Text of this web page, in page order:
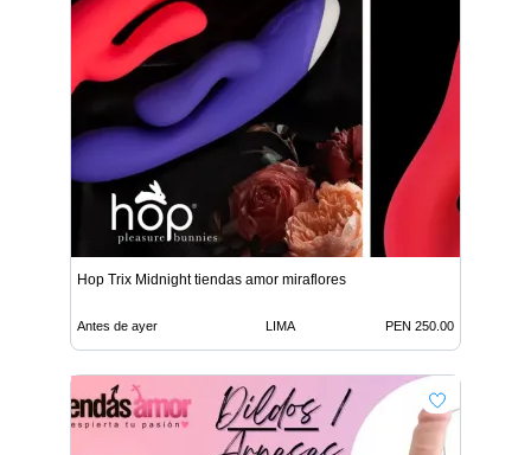
Hop Trix Midnight tiendas amor miraflores
Antes de ayer LIMA PEN 250.00